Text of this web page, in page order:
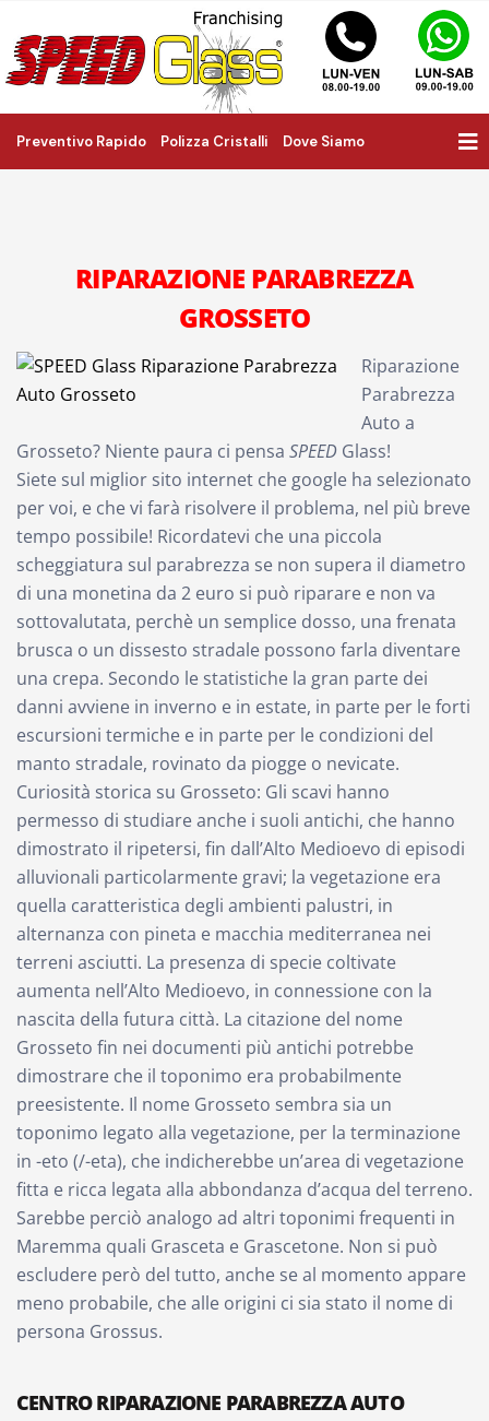
Preventivo Rapido Polizza Cristalli Dove Siamo
RIPARAZIONE PARABREZZA
GROSSETO
Riparazione
Parabrezza
Auto a
Grosseto? Niente paura ci pensa SPEED Glass!
Siete sul miglior sito internet che google ha selezionato
per voi, e che vi farà risolvere il problema, nel più breve
tempo possibile! Ricordatevi che una piccola
scheggiatura sul parabrezza se non supera il diametro
di una monetina da 2 euro si può riparare e non va
sottovalutata, perchè un semplice dosso, una frenata
brusca o un dissesto stradale possono farla diventare
una crepa. Secondo le statistiche la gran parte dei
danni avviene in inverno e in estate, in parte per le forti
escursioni termiche e in parte per le condizioni del
manto stradale, rovinato da piogge o nevicate.
Curiosità storica su Grosseto: Gli scavi hanno
permesso di studiare anche i suoli antichi, che hanno
dimostrato il ripetersi, fin dall’Alto Medioevo di episodi
alluvionali particolarmente gravi; la vegetazione era
quella caratteristica degli ambienti palustri, in
alternanza con pineta e macchia mediterranea nei
terreni asciutti. La presenza di specie coltivate
aumenta nell’Alto Medioevo, in connessione con la
nascita della futura città. La citazione del nome
Grosseto fin nei documenti più antichi potrebbe
dimostrare che il toponimo era probabilmente
preesistente. Il nome Grosseto sembra sia un
toponimo legato alla vegetazione, per la terminazione
in -eto (/-eta), che indicherebbe un’area di vegetazione
fitta e ricca legata alla abbondanza d’acqua del terreno.
Sarebbe perciò analogo ad altri toponimi frequenti in
Maremma quali Grasceta e Grascetone. Non si può
escludere però del tutto, anche se al momento appare
meno probabile, che alle origini ci sia stato il nome di
persona Grossus.
CENTRO RIPARAZIONE PARABREZZA AUTO